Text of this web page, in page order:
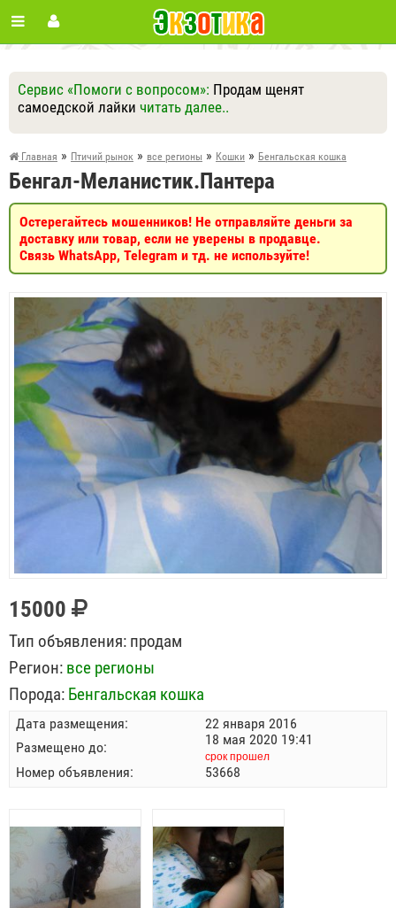
Сервис «Помоги с вопросом»: Продам щенят
самоедской лайки читать далее..
Ответить Другие вопросы
Задать вопрос
Главная » Птичий рынок » все регионы » Кошки » Бенгальская кошка
Бенгал-Меланистик.Пантера
Остерегайтесь мошенников! Не отправляйте деньги за
доставку или товар, если не уверены в продавце.
Связь WhatsApp, Telegram и тд. не используйте!
15000
Тип объявления: продам
Регион: все регионы
Порода: Бенгальская кошка
Дата размещения:
22 января 2016
Размещено до:
18 мая 2020 19:41
срок прошел
Номер объявления: 53668